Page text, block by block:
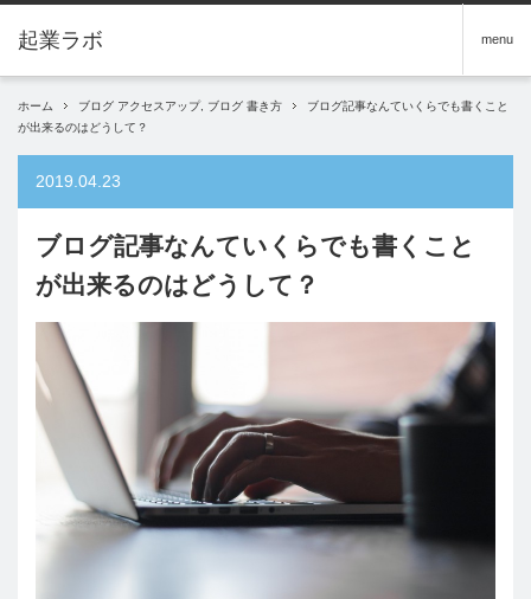
menu
ホーム ブログ アクセスアップ, ブログ 書き方
ブログ記事なんていくらでも書くこと
が出来るのはどうして？
2019.04.23
ブログ記事なんていくらでも書くこと
が出来るのはどうして？